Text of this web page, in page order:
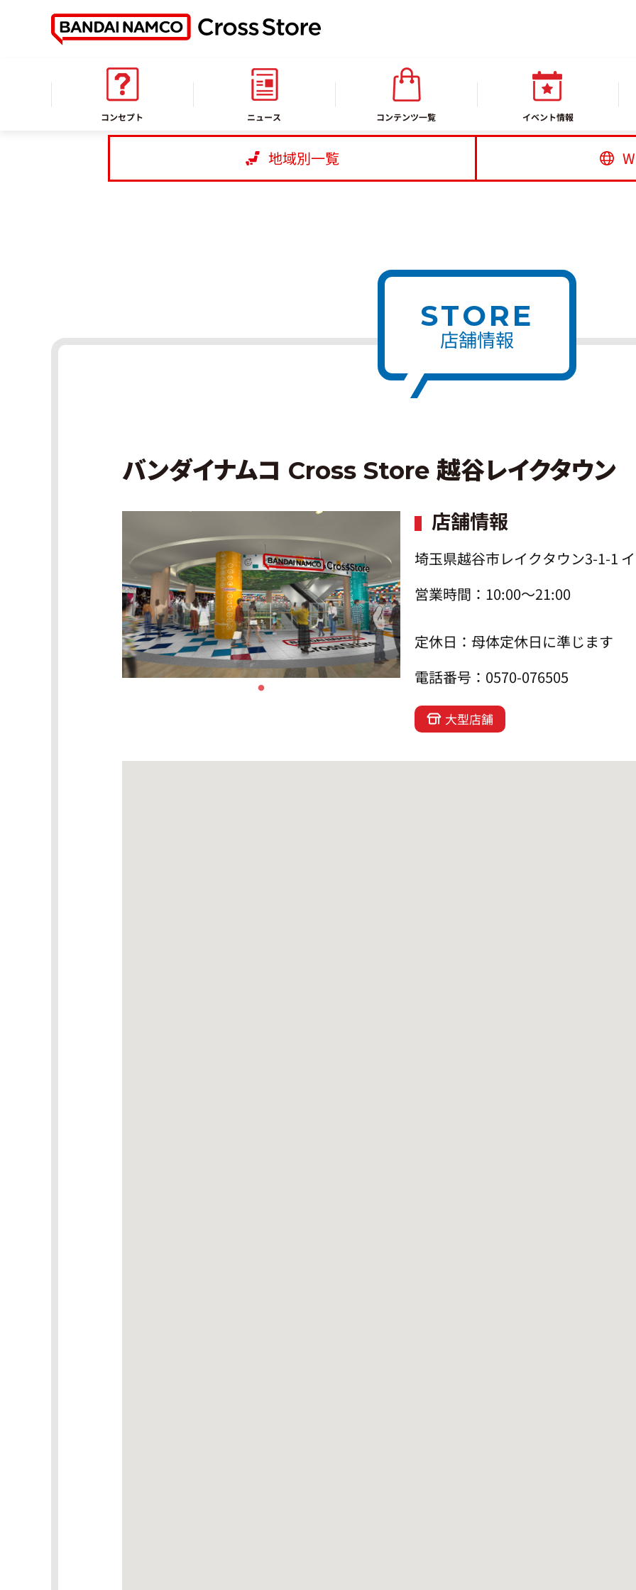
コンセプト ニュース コンテンツ一覧 イベント情報
店舗情報 バンダイナムコ Cross Store 越谷レイクタウン
地域別一覧
STORE
店舗情報
バンダイナムコ Cross Store 越谷レイクタウン
店舗情報
埼玉県越谷市レイクタウン3-1-1
営業時間：10:00～21:00
定休日：母体定休日に準じます
電話番号：0570-076505
大型店舗